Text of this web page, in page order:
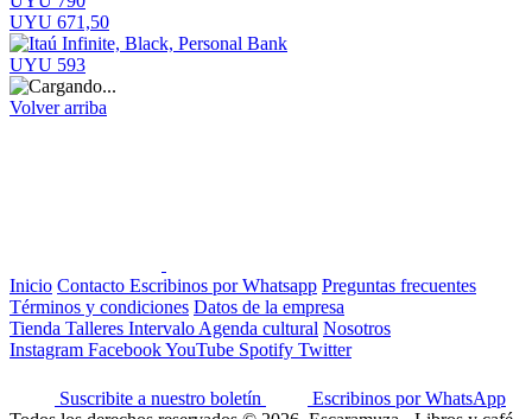
UYU 671,50
UYU 593
Volver arriba
Inicio Contacto Escribinos por Whatsapp Preguntas frecuentes
Términos y condiciones Datos de la empresa
Tienda Talleres Intervalo Agenda cultural Nosotros
Instagram FacebookYouTube Spotify Twitter
Suscribite a nuestro boletín
Escribinos por WhatsApp